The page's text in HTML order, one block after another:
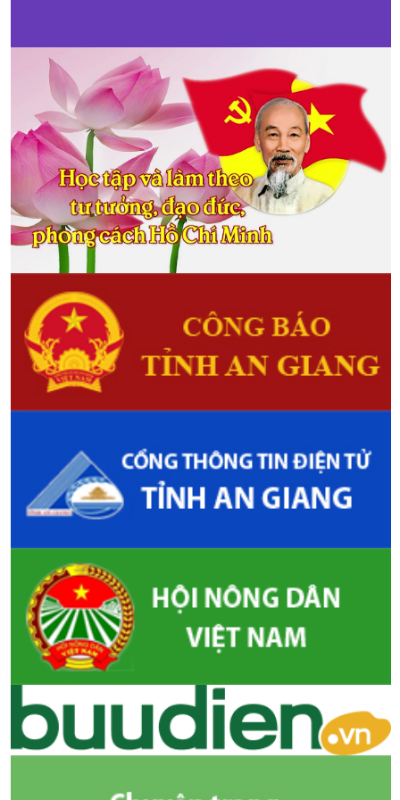
(03/01/2018)
Nhằm đề xuất các giải pháp có cơ
sở khoa học trong việc tuyên
truyền, vận động, hỗ trợ hội viên,
nông dân ứng dụng có hiệu quả
công nghệ sinh học vào trong nuôi
trồng một số loại thủy sản có giá trị
kinh tế cao...